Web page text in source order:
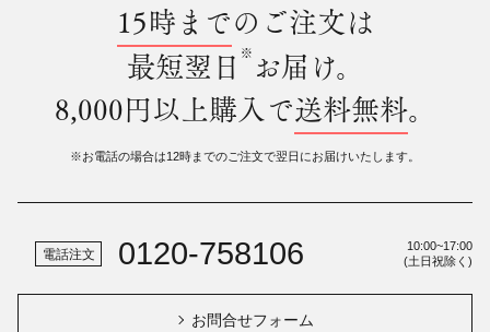
15時までのご注文は
最短翌日 ※ お届け。
8,000円以上購入で送料無料。
※お電話の場合は12時までのご注文で翌日にお届けいたします。
電話注文 0120-758106
10:00~17:00
(土日祝除く)
お問合せフォーム